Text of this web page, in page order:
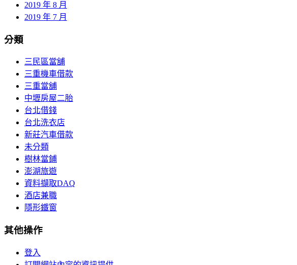
2019 年 8 月
2019 年 7 月
分類
三民區當舖
三重機車借款
三重當舖
中壢房屋二胎
台北借錢
台北洗衣店
新莊汽車借款
未分類
樹林當鋪
澎湖旅遊
資料擷取DAQ
酒店兼職
隱形鐵窗
其他操作
登入